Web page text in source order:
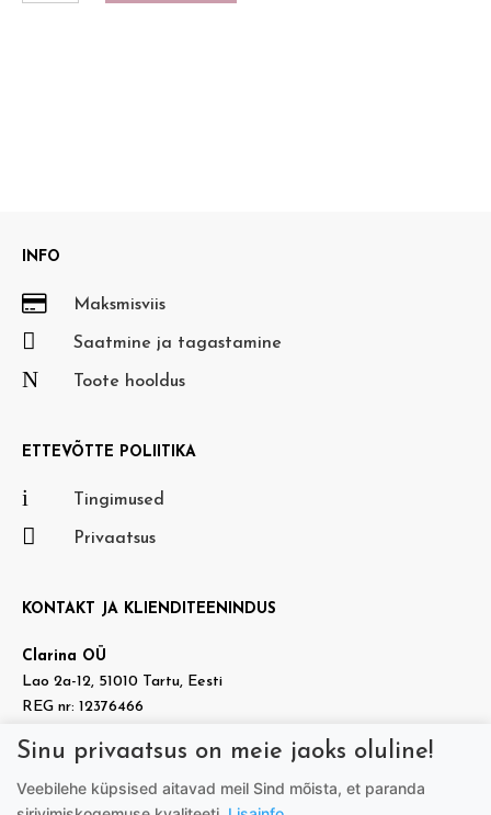
INFO
 Maksmisviis
 Saatmine ja tagastamine
N Toote hooldus
ETTEVÕTTE POLIITIKA
i Tingimused
 Privaatsus
KONTAKT JA KLIENDITEENINDUS
Clarina OÜ
Lao 2a-12, 51010 Tartu, Eesti
REG nr: 12376466
 info@doradora.ee
 https://www.facebook.com/doradora.ee
Sinu privaatsus on meie jaoks oluline!
Veebilehe küpsised aitavad meil Sind mõista, et paranda